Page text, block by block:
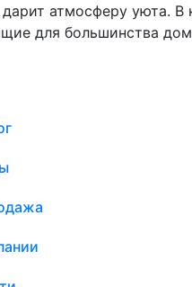
атмосферу уюта.
для большинства